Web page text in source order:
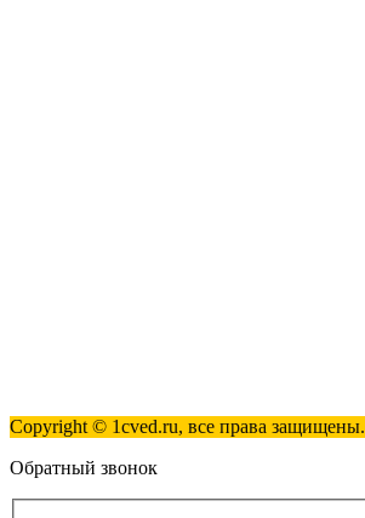
Copyright © 1cved.ru, все права защищены.
Обратный звонок